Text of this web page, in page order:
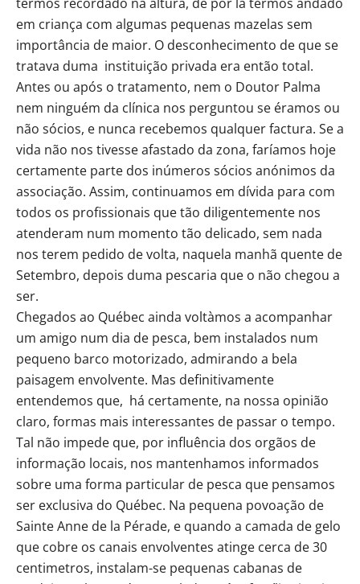
em criança com algumas pequenas mazelas sem
importância de maior. O desconhecimento de que se
tratava duma instituição privada era então total.
Antes ou após o tratamento, nem o Doutor Palma
nem ninguém da clínica nos perguntou se éramos ou
não sócios, e nunca recebemos qualquer factura. Se a
vida não nos tivesse afastado da zona, faríamos hoje
certamente parte dos inúmeros sócios anónimos da
associação. Assim, continuamos em dívida para com
todos os profissionais que tão diligentemente nos
atenderam num momento tão delicado, sem nada
nos terem pedido de volta, naquela manhã quente de
Setembro, depois duma pescaria que o não chegou a
ser.
Chegados ao Québec ainda voltàmos a acompanhar
um amigo num dia de pesca, bem instalados num
pequeno barco motorizado, admirando a bela
paisagem envolvente. Mas definitivamente
entendemos que, há certamente, na nossa opinião
claro, formas mais interessantes de passar o tempo.
Tal não impede que, por influência dos orgãos de
informação locais, nos mantenhamos informados
sobre uma forma particular de pesca que pensamos
ser exclusiva do Québec. Na pequena povoação de
Sainte Anne de la Pérade, e quando a camada de gelo
que cobre os canais envolventes atinge cerca de 30
centimetros, instalam-se pequenas cabanas de